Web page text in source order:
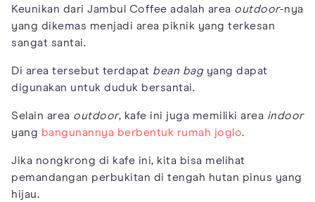
Keunikan dari Jambul Coffee adalah area outdoor-nya
yang dikemas menjadi area piknik yang terkesan
sangat santai.
Di area tersebut terdapat bean bagyang dapat
digunakan untuk duduk bersantai.
Selain area outdoor, kafe ini juga memiliki area indoor
yang bangunannya berbentuk rumah joglo.
Jika nongkrong di kafe ini, kita bisa melihat
pemandangan perbukitan di tengah hutan pinus yang
hijau.